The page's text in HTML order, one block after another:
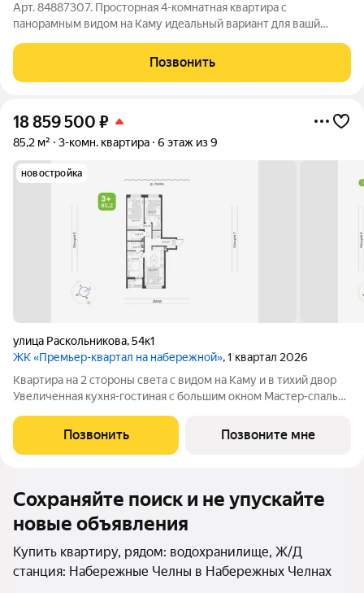
Арт. 84887307. Просторная 4-комнатная квартира с
панорамным видом на Каму идеальный вариант для вашй
комнатную квартиру площадью 100 кв.м., расположенную на
10 этаже жилого дома с прекрасным видом на
Позвонить
18 859 500 ₽
85,2 м² 3-комн. квартира 6 этаж из 9
новостройка
улица Раскольникова,54к1
ЖК «Премьер-квартал на набережной», 1 квартал 2026
Квартира на 2 стороны света с видом на Каму и в тихий двор
Увеличенная кухня-гостиная с большим окном Мастер-спальня
размещены в приватной зоне в удалении от комнаты
родителей и кухни-гостиной
Позвонить Позвоните мне
Сохраняйте поиск и не упускайте
новые объявления
Купить квартиру, рядом: водохранилище, Ж/Д
станция: Набережные Челны в Набережных Челнах